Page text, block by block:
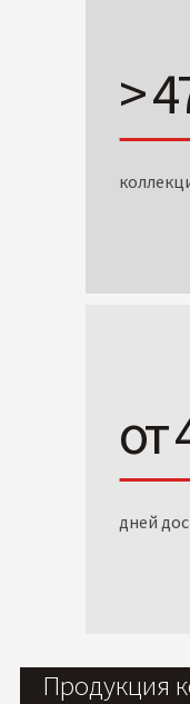
>
от
дней
Продукция